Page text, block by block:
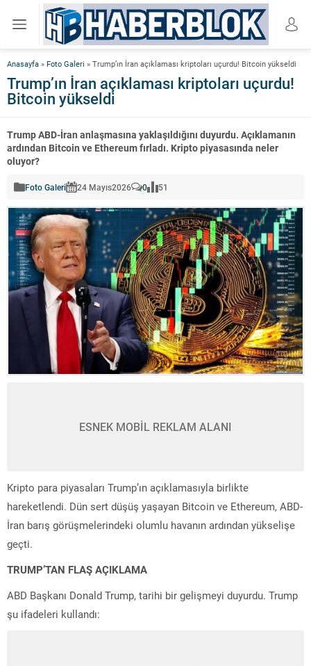
Anasayfa » Foto Galeri » Trump’ın İran açıklaması kriptoları uçurdu! Bitcoin yükseldi
Trump’ın İran açıklaması kriptoları uçurdu!
Bitcoin yükseldi
Trump ABD-İran anlaşmasına yaklaşıldığını duyurdu. Açıklamanın
ardından Bitcoin ve Ethereum fırladı. Kripto piyasasında neler
oluyor?
Foto Galeri 24 Mayıs2026 0 51
ESNEK MOBİL REKLAM ALANI
Kripto para piyasaları Trump’ın açıklamasıyla birlikte
hareketlendi. Dün sert düşüş yaşayan Bitcoin ve Ethereum, ABD-
İran barış görüşmelerindeki olumlu havanın ardından yükselişe
geçti.
TRUMP’TAN FLAŞ AÇIKLAMA
ABD Başkanı Donald Trump, tarihi bir gelişmeyi duyurdu. Trump
şu ifadeleri kullandı: